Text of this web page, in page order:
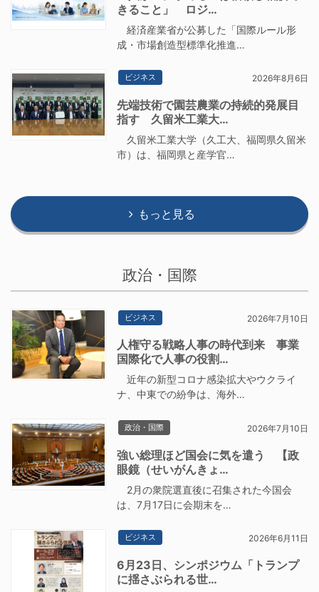
きること」 ロジ…
経済産業省が公募した「国際ルール形
成・市場創造型標準化推進…
ビジネス 2026年8月6日
先端技術で園芸農業の持続的発展目
指す 久留米工業大…
久留米工業大学（久工大、福岡県久留米
市）は、福岡県と産学官…
もっと見る
政治・国際
ビジネス 2026年7月10日
人権守る戦略人事の時代到来 事業
国際化で人事の役割…
近年の新型コロナ感染拡大やウクライ
ナ、中東での紛争は、海外…
政治・国際 2026年7月10日
強い総理ほど国会に気を遣う 【政
眼鏡（せいがんきょ…
2月の衆院選直後に召集された今国会
は、7月17日に会期末を…
ビジネス 2026年6月11日
6月23日、シンポジウム「トランプ
に揺さぶられる世…